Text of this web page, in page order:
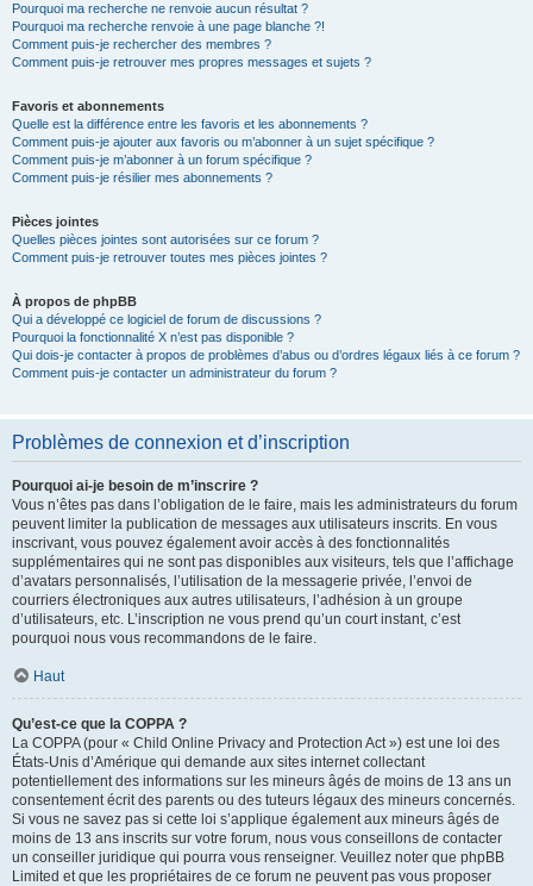
Pourquoi ma recherche ne renvoie aucun résultat ?
Pourquoi ma recherche renvoie à une page blanche ?!
Comment puis-je rechercher des membres ?
Comment puis-je retrouver mes propres messages et sujets ?
Favoris et abonnements
Quelle est la différence entre les favoris et les abonnements ?
Comment puis-je ajouter aux favoris ou m’abonner à un sujet spécifique ?
Comment puis-je m’abonner à un forum spécifique ?
Comment puis-je résilier mes abonnements ?
Pièces jointes
Quelles pièces jointes sont autorisées sur ce forum ?
Comment puis-je retrouver toutes mes pièces jointes ?
À propos de phpBB
Qui a développé ce logiciel de forum de discussions ?
Pourquoi la fonctionnalité X n’est pas disponible ?
Qui dois-je contacter à propos de problèmes d’abus ou d’ordres légaux liés à ce forum ?
Comment puis-je contacter un administrateur du forum ?
Problèmes de connexion et d’inscription
Pourquoi ai-je besoin de m’inscrire ?
Vous n’êtes pas dans l’obligation de le faire, mais les administrateurs du forum
peuvent limiter la publication de messages aux utilisateurs inscrits. En vous
inscrivant, vous pouvez également avoir accès à des fonctionnalités
supplémentaires qui ne sont pas disponibles aux visiteurs, tels que l’affichage
d’avatars personnalisés, l’utilisation de la messagerie privée, l’envoi de
courriers électroniques aux autres utilisateurs, l’adhésion à un groupe
d’utilisateurs, etc. L’inscription ne vous prend qu’un court instant, c’est
pourquoi nous vous recommandons de le faire.
Haut
Qu’est-ce que la COPPA ?
La COPPA (pour « Child Online Privacy and Protection Act ») est une loi des
États-Unis d’Amérique qui demande aux sites internet collectant
potentiellement des informations sur les mineurs âgés de moins de 13 ans un
consentement écrit des parents ou des tuteurs légaux des mineurs concernés.
Si vous ne savez pas si cette loi s’applique également aux mineurs âgés de
moins de 13 ans inscrits sur votre forum, nous vous conseillons de contacter
un conseiller juridique qui pourra vous renseigner. Veuillez noter que phpBB
Limited et que les propriétaires de ce forum ne peuvent pas vous proposer